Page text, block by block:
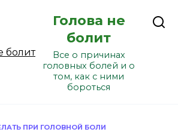
Голова не
болит
Все о причинах
головных болей и о
том, как с ними
бороться
ПРИ ГОЛОВНОЙ БОЛИ